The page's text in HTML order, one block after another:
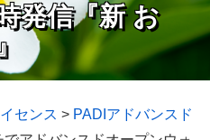
発信『新 お
センス > PADIアドバンスド